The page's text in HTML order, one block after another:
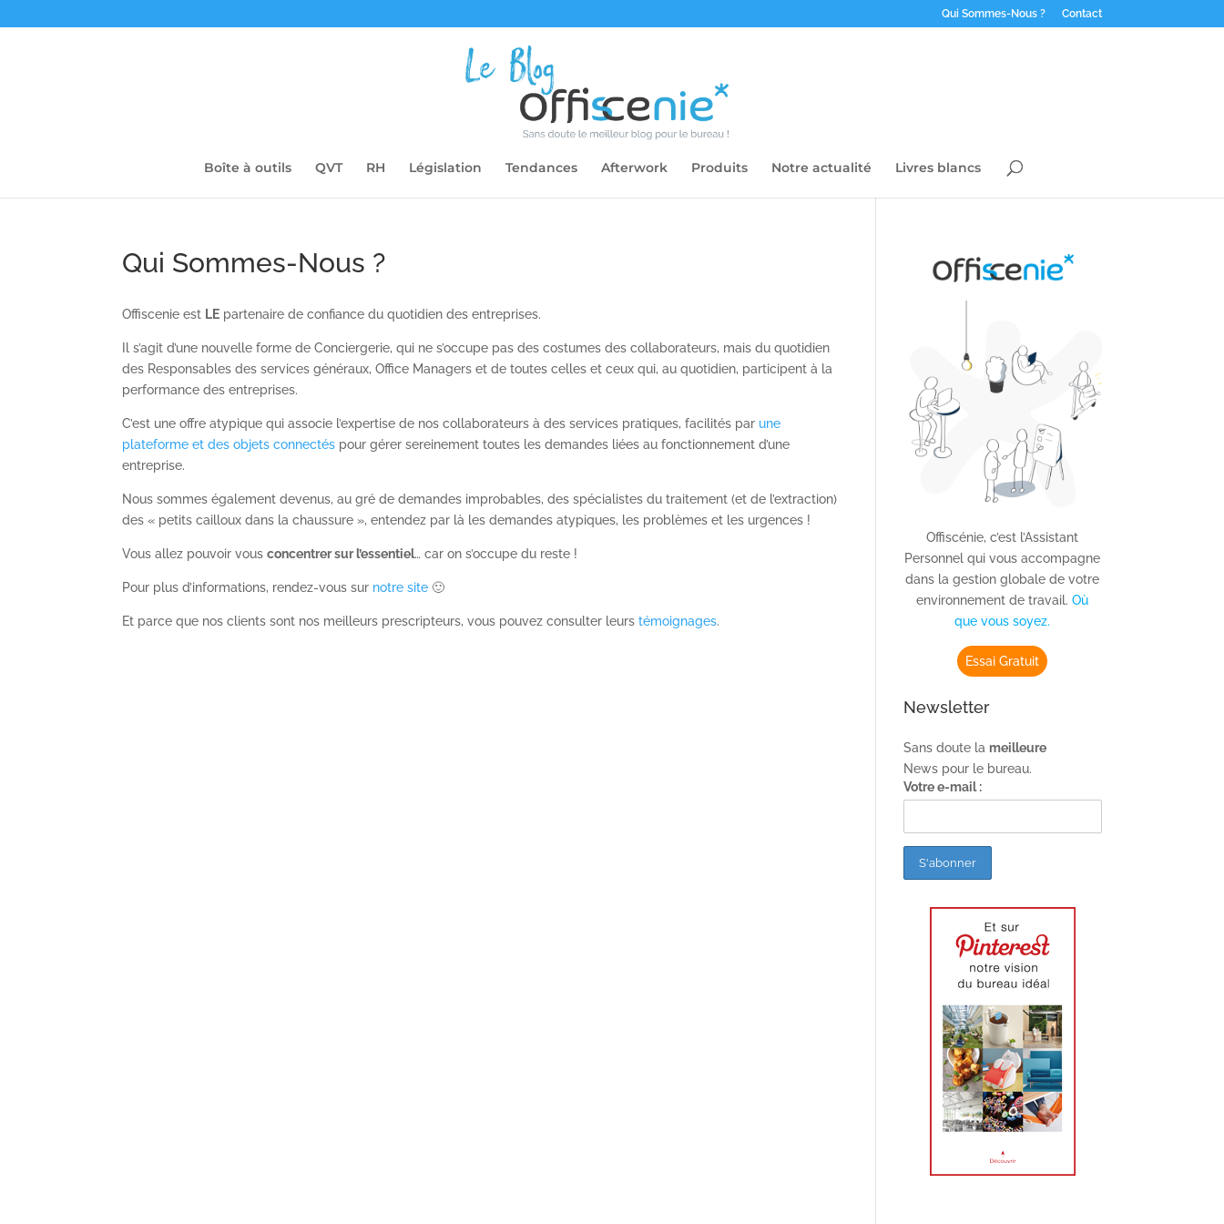
Qui Sommes-Nous ? Contact
Boîte à outils QVT RH Législation Tendances Afterwork Produits Notre actualité Livres blancs
Qui Sommes-Nous ?
Offiscenie est LE partenaire de confiance du quotidien des entreprises.
Il s’agit d’une nouvelle forme de Conciergerie, qui ne s’occupe pas des costumes des collaborateurs, mais du quotidien
des Responsables des services généraux, Office Managers et de toutes celles et ceux qui, au quotidien, participent à la
performance des entreprises.
C’est une offre atypique qui associe l’expertise de nos collaborateurs à des services pratiques, facilités par une
plateforme et des objets connectés pour gérer sereinement toutes les demandes liées au fonctionnement d’une
entreprise.
Nous sommes également devenus, au gré de demandes improbables, des spécialistes du traitement (et de l’extraction)
des « petits cailloux dans la chaussure », entendez par là les demandes atypiques, les problèmes et les urgences !
Vous allez pouvoir vousconcentrer sur l’essentiel… car on s’occupe du reste !
Pour plus d’informations, rendez-vous sur notre site 🙂
Et parce que nos clients sont nos meilleurs prescripteurs, vous pouvez consulter leurstémoignages.
Offiscénie, c’est l’Assistant
Personnel qui vous accompagne
dans la gestion globale de votre
environnement de travail.Où
que vous soyez.
Essai Gratuit
Newsletter
Sans doute la meilleure
News pour le bureau.
Votre e-mail :